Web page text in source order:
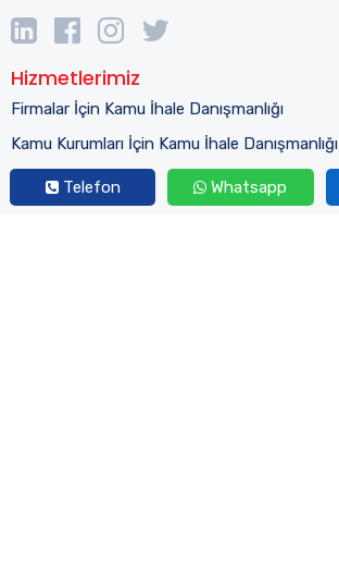
Hizmetlerimiz
Firmalar İçin Kamu İhale Danışmanlığı
Kamu Kurumları İçin Kamu İhale Danışmanlığı
Kamu İhale Mevzuatı Eğitimi
Telefon Whatsapp